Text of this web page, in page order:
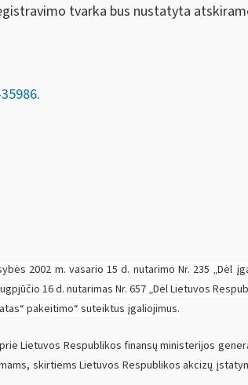
tvarka bus nustatyta
.
2002 m. vasario 15 d. nutarimo Nr. 235 „Dėl
16 d. nutarimas Nr. 657 „Dėl Lietuvos
pakeitimo“ suteiktus įgaliojimus.
Lietuvos Respublikos finansų ministerijos
skirtiems Lietuvos Respublikos akcizų